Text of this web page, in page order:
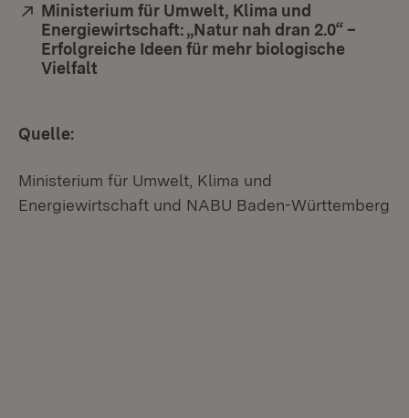
Extern:
Ministerium für Umwelt, Klima und
Energiewirtschaft: „Natur nah dran 2.0“ –
Erfolgreiche Ideen für mehr biologische
Vielfalt
Quelle:
Ministerium für Umwelt, Klima und
Energiewirtschaft und NABU Baden-Württemberg